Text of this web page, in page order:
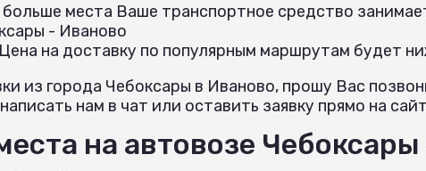
места Ваше транспортное средство
- Иваново
на доставку по популярным маршрутам будет
из города Чебоксары в Иваново, прошу Вас
нам в чат или оставить заявку прямо на
на автовозе